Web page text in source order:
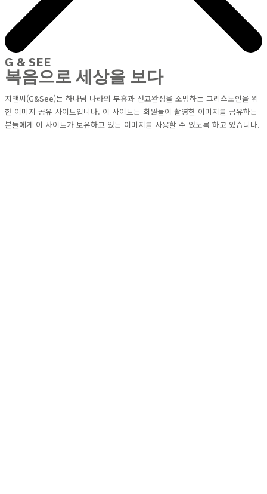
G & SEE
복음으로 세상을 보다
지앤씨(G&See)는 하나님 나라의 부흥과 선교완성을 소망하는 그리스도인을 위
한 이미지 공유 사이트입니다. 이 사이트는 회원들이 촬영한 이미지를 공유하는
분들에게 이 사이트가 보유하고 있는 이미지를 사용할 수 있도록 하고 있습니다.